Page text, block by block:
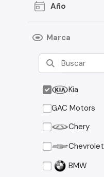
Año
Marca
Kia
GAC Motors
Chery
Chevrolet
BMW